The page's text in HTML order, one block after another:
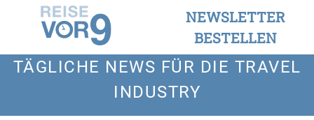
NEWSLETTER
BESTELLEN
TÄGLICHE NEWS FÜR DIE TRAVEL
INDUSTRY